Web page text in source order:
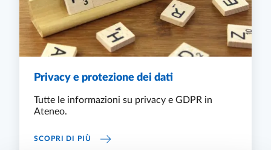
Privacy e protezione dei dati
Tutte le informazioni su privacy e GDPR in
Ateneo.
SCOPRI DI PIÙ PRIVACY E PROTEZIONE DEI DATI